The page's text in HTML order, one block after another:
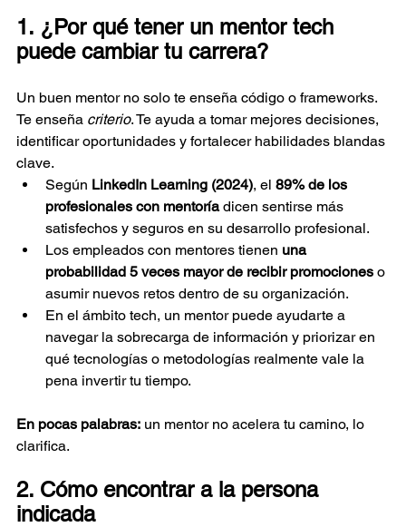
1. ¿Por qué tener un mentor tech
puede cambiar tu carrera?
Un buen mentor no solo te enseña código o frameworks.
Te enseña criterio. Te ayuda a tomar mejores decisiones,
identificar oportunidades y fortalecer habilidades blandas
clave.
Según LinkedIn Learning (2024), el 89% de los
profesionales con mentoría dicen sentirse más
satisfechos y seguros en su desarrollo profesional.
Los empleados con mentores tienen una
probabilidad 5 veces mayor de recibir promociones o
asumir nuevos retos dentro de su organización.
En el ámbito tech, un mentor puede ayudarte a
navegar la sobrecarga de información y priorizar en
qué tecnologías o metodologías realmente vale la
pena invertir tu tiempo.
En pocas palabras: un mentor no acelera tu camino, lo
clarifica.
2. Cómo encontrar a la persona
indicada